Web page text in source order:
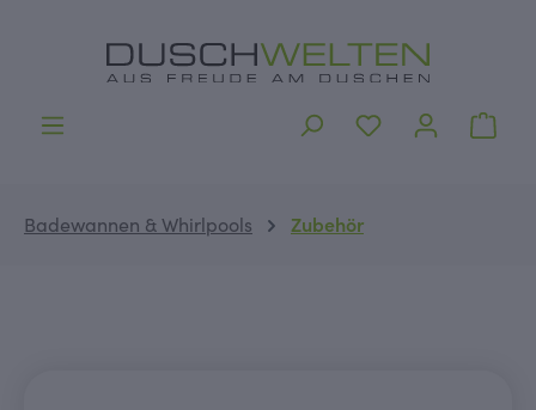
Badewannen & Whirlpools Zubehör